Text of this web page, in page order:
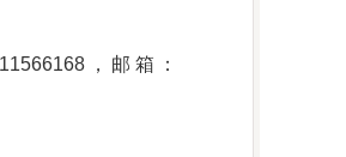
，邮箱：